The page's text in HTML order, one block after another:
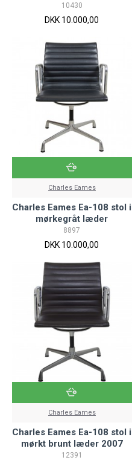
10430
DKK 10.000,00
Charles Eames
Charles Eames Ea-108 stol i
mørkegråt læder
8897
DKK 10.000,00
Charles Eames
Charles Eames Ea-108 stol i
mørkt brunt læder 2007
12391